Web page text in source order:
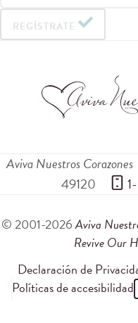
REGÍSTRATE
Aviva Nuestros Corazones
49120
© 2001-2026Aviva
Revive Our
Declaración de
Políticas de accesibilidad